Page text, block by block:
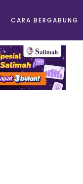
CARA BERGABUNG